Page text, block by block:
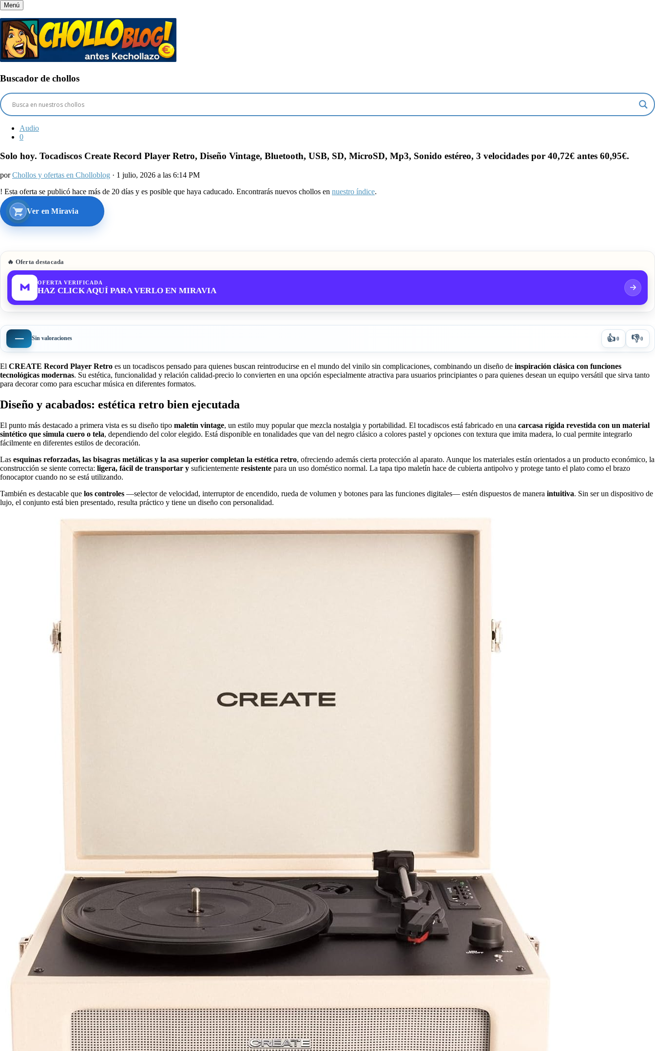
Menú
Buscador de chollos
Audio
0
Solo hoy. Tocadiscos Create Record Player Retro, Diseño Vintage, Bluetooth, USB, SD, MicroSD, Mp3, Sonido estéreo, 3 velocidades por 40,72€ antes 60,95€.
porChollos y ofertas en Cholloblog · 1 julio, 2026 a las 6:14 PM
! Esta oferta se publicó hace más de 20 días y es posible que haya caducado. Encontrarás nuevos chollos en nuestro índice.
Ver en Miravia
🔥 Oferta destacada
OFERTA VERIFICADA
HAZ CLICK AQUÍ PARA VERLO EN MIRAVIA
— Sin valoraciones 👍0 👎0
El CREATE Record Player Retro es un tocadiscos pensado para quienes buscan reintroducirse en el mundo del vinilo sin complicaciones, combinando un diseño de inspiración clásica con funciones
tecnológicas modernas. Su estética, funcionalidad y relación calidad-precio lo convierten en una opción especialmente atractiva para usuarios principiantes o para quienes desean un equipo versátil que sirva tanto
para decorar como para escuchar música en diferentes formatos.
Diseño y acabados: estética retro bien ejecutada
El punto más destacado a primera vista es su diseño tipo maletín vintage, un estilo muy popular que mezcla nostalgia y portabilidad. El tocadiscos está fabricado en una carcasa rígida revestida con un material
sintético que simula cuero o tela, dependiendo del color elegido. Está disponible en tonalidades que van del negro clásico a colores pastel y opciones con textura que imita madera, lo cual permite integrarlo
fácilmente en diferentes estilos de decoración.
Las esquinas reforzadas, las bisagras metálicas y la asa superior completan la estética retro, ofreciendo además cierta protección al aparato. Aunque los materiales están orientados a un producto económico, la
construcción se siente correcta: ligera, fácil de transportar y suficientemente resistente para un uso doméstico normal. La tapa tipo maletín hace de cubierta antipolvo y protege tanto el plato como el brazo
fonocaptor cuando no se está utilizando.
También es destacable que los controles —selector de velocidad, interruptor de encendido, rueda de volumen y botones para las funciones digitales— estén dispuestos de manera intuitiva. Sin ser un dispositivo de
lujo, el conjunto está bien presentado, resulta práctico y tiene un diseño con personalidad.